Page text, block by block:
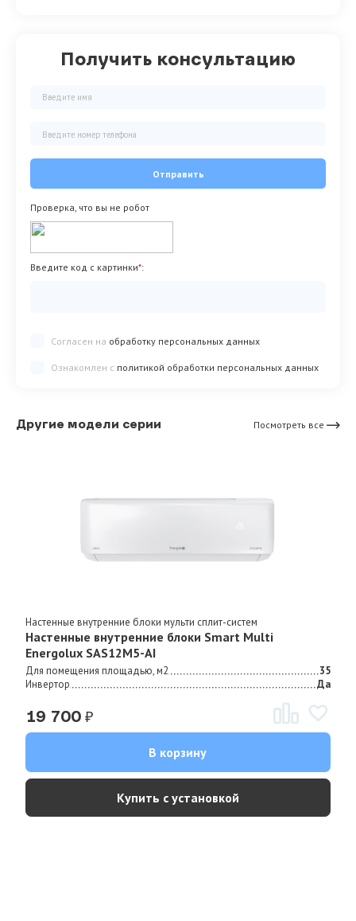
Получить консультацию
Отправить
Проверка, что вы не робот
Введите код с картинки*:
Согласен на обработку персональных данных
Ознакомлен с политикой обработки персональных данных
Другие модели серии Посмотреть все
Настенные внутренние блоки мульти сплит-систем
Настенные внутренние блоки Smart Multi
Energolux SAS12M5-AI
Для помещения площадью, м2
35
Инвертор
Да
19 700 ₽
В корзину
Купить с установкой